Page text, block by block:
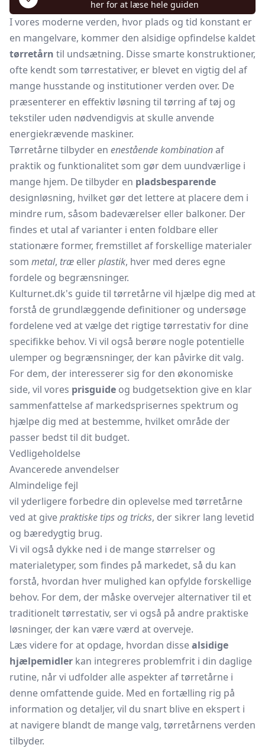
her for at læse hele guiden
I vores moderne verden, hvor plads og tid konstant er
en mangelvare, kommer den alsidige opfindelse kaldet
tørretårn til undsætning. Disse smarte konstruktioner,
ofte kendt som tørrestativer, er blevet en vigtig del af
mange husstande og institutioner verden over. De
præsenterer en effektiv løsning til tørring af tøj og
tekstiler uden nødvendigvis at skulle anvende
energiekrævende maskiner.
Tørretårne tilbyder en enestående kombinationaf
praktik og funktionalitet som gør dem uundværlige i
mange hjem. De tilbyder en pladsbesparende
designløsning, hvilket gør det lettere at placere dem i
mindre rum, såsom badeværelser eller balkoner. Der
findes et utal af varianter i enten foldbare eller
stationære former, fremstillet af forskellige materialer
som metal, træ ellerplastik, hver med deres egne
fordele og begrænsninger.
Kulturnet.dk's guide til tørretårne vil hjælpe dig med at
forstå de grundlæggende definitioner og undersøge
fordelene ved at vælge det rigtige tørrestativ for dine
specifikke behov. Vi vil også berøre nogle potentielle
ulemper og begrænsninger, der kan påvirke dit valg.
For dem, der interesserer sig for den økonomiske
side, vil vores prisguide og budgetsektion give en klar
sammenfattelse af markedsprisernes spektrum og
hjælpe dig med at bestemme, hvilket område der
passer bedst til dit budget.
Vedligeholdelse
Avancerede anvendelser
Almindelige fejl
vil yderligere forbedre din oplevelse med tørretårne
ved at givepraktiske tips og tricks, der sikrer lang levetid
og bæredygtig brug.
Vi vil også dykke ned i de mange størrelser og
materialetyper, som findes på markedet, så du kan
forstå, hvordan hver mulighed kan opfylde forskellige
behov. For dem, der måske overvejer alternativer til et
traditionelt tørrestativ, ser vi også på andre praktiske
løsninger, der kan være værd at overveje.
Læs videre for at opdage, hvordan dissealsidige
hjælpemidler kan integreres problemfrit i din daglige
rutine, når vi udfolder alle aspekter af tørretårne i
denne omfattende guide. Med en fortælling rig på
information og detaljer, vil du snart blive en ekspert i
at navigere blandt de mange valg, tørretårnens verden
tilbyder.